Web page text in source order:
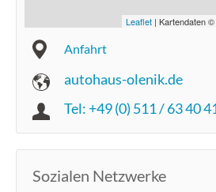
Leaflet | Kartendaten ©
Anfahrt
autohaus-olenik.de
Tel: +49 (0) 511 / 63 40
Sozialen Netzwerke